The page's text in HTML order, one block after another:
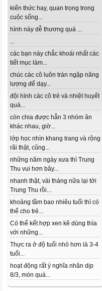
kiến thức hay, quan trọng trong
cuộc sống...
hình này dễ thương quá ...
...
các bạn này chắc khoái nhất các
tiết mục làm...
chúc các cô luôn tràn ngập năng
lượng để dạy...
đội hình các cô trẻ và nhiệt huyết
quá...
còn chia được hẳn 3 nhóm ăn
khác nhau, giờ...
lớp học nhìn khang trang và rộng
rãi thật, cũng...
những năm ngày xưa thì Trung
Thu vui hơn bây...
nhanh thật, vài tháng nữa lại tới
Trung Thu rồi...
khoảng tầm bao nhiêu tuổi thì có
thể cho trẻ...
Có thể kết hợp xen kẽ dùng thìa
với những...
Thực ra ở độ tuổi nhỏ hơn là 3-4
tuổi...
hoạt động rất ý nghĩa nhân dịp
8/3, món quà...